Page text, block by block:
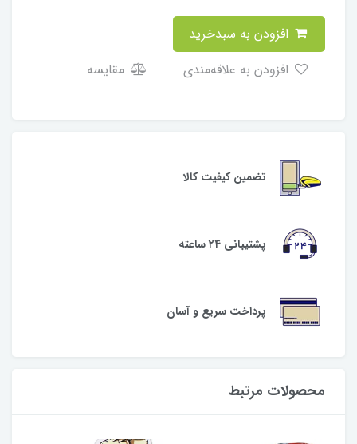
مقایسه
تضمین کیفیت کالا
پشتیبانی ۲۴ ساعته
پرداخت سریع و آسان
محصولات مرتبط